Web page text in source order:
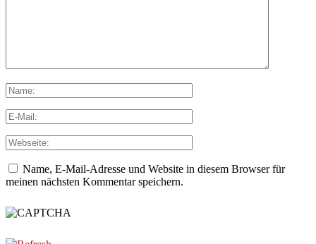
Name, E-Mail-Adresse und Website in diesem Browser für
meinen nächsten Kommentar speichern.